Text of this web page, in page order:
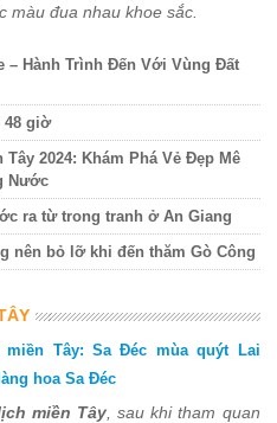
màu đua nhau khoe sắc.
– Hành Trình Đến Với Vùng Đất
48 giờ
2024: Khám Phá Vẻ Đẹp Mê
Nước
ra từ trong tranh ở An Giang
nên bỏ lỡ khi đến thăm Gò Công
miền Tây: Sa Đéc mùa quýt Lai
hoa Sa Đéc
miền Tây, sau khi tham quan